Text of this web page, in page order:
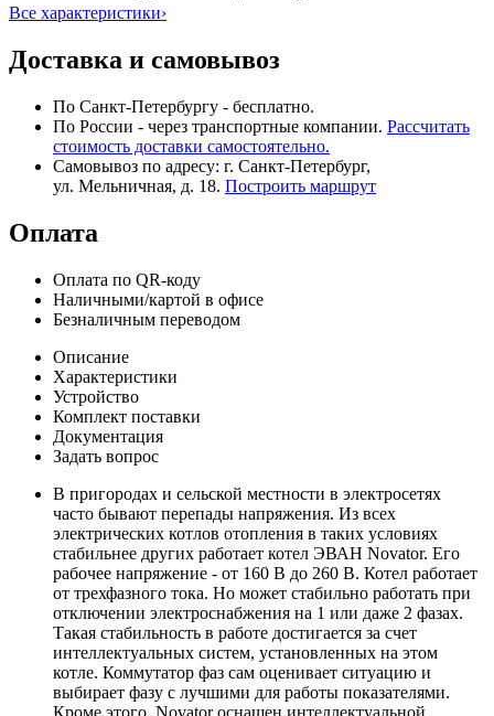
Все характеристики›
Доставка и самовывоз
По Санкт-Петербургу - бесплатно.
По России - через транспортные компании. Рассчитать
стоимость доставки самостоятельно.
Самовывоз по адресу: г. Санкт-Петербург,
ул. Мельничная, д. 18. Построить маршрут
Оплата
Оплата по QR-коду
Наличными/картой в офисе
Безналичным переводом
Описание
Характеристики
Устройство
Комплект поставки
Документация
Задать вопрос
В пригородах и сельской местности в электросетях
часто бывают перепады напряжения. Из всех
электрических котлов отопления в таких условиях
стабильнее других работает котел ЭВАН Novator. Его
рабочее напряжение - от 160 В до 260 В. Котел работает
от трехфазного тока. Но может стабильно работать при
отключении электроснабжения на 1 или даже 2 фазах.
Такая стабильность в работе достигается за счет
интеллектуальных систем, установленных на этом
котле. Коммутатор фаз сам оценивает ситуацию и
выбирает фазу с лучшими для работы показателями.
Кроме этого, Novator оснащен интеллектуальной